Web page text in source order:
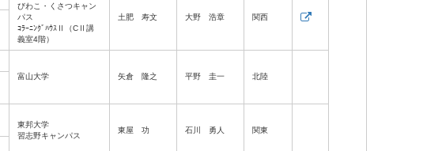
びわこ・くさつキャン
パス
ｺﾗｰﾆﾝｸﾞﾊｳｽⅡ（CⅡ講
義室4階）
土肥 寿文 大野 浩章
関西
富山大学
矢倉 隆之 平野 圭一
北陸
東邦大学
習志野キャンパス
東屋 功 石川 勇人
関東